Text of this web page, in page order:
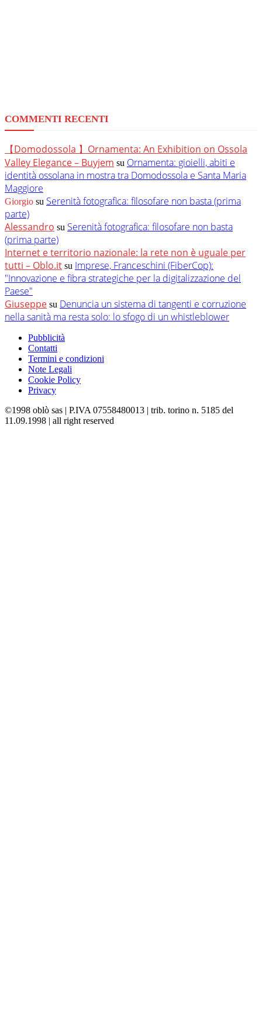
COMMENTI RECENTI
【Domodossola 】Ornamenta: An Exhibition on Ossola
Valley Elegance – Buyjem su Ornamenta: gioielli, abiti e
identità ossolana in mostra tra Domodossola e Santa Maria
Maggiore
Giorgio su Serenità fotografica: filosofare non basta (prima
parte)
Alessandro su Serenità fotografica: filosofare non basta
(prima parte)
Internet e territorio nazionale: la rete non è uguale per
tutti – Oblo.it su Imprese, Franceschini (FiberCop):
"Innovazione e fibra strategiche per la digitalizzazione del
Paese"
Giuseppe su Denuncia un sistema di tangenti e corruzione
nella sanità ma resta solo: lo sfogo di un whistleblower
Pubblicità
Contatti
Termini e condizioni
Note Legali
Cookie Policy
Privacy
©1998 oblò sas | P.IVA 07558480013 | trib. torino n. 5185 del
11.09.1998 | all right reserved